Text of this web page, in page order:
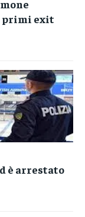
primi exit
è arrestato